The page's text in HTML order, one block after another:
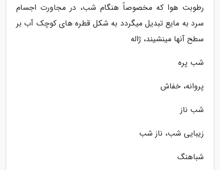
رطوبت هوا که مخصوصاً هنگام شب، در مجاورت اجسام
سرد به مایع تبدیل میگردد به شکل قطره های کوچک آب بر
سطح آنها مینشیند، ژاله
شب پره
پروانه، خفاش
شب ناز
زیبایی شب، ناز شب
شباهنگ